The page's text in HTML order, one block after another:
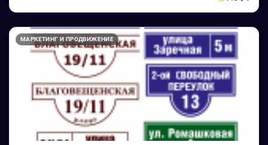
МАРКЕТИНГ И ПРОДВИЖЕНИЕ